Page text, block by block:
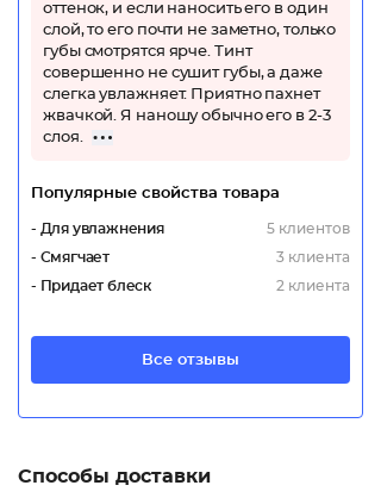
оттенок, и если наносить его в один
слой, то его почти не заметно, только
губы смотрятся ярче. Тинт
совершенно не сушит губы, а даже
слегка увлажняет. Приятно пахнет
жвачкой. Я наношу обычно его в 2-3
слоя.
Популярные свойства товара
- Для увлажнения
5 клиентов
- Смягчает
3 клиента
- Придает блеск
2 клиента
Все отзывы
Способы доставки